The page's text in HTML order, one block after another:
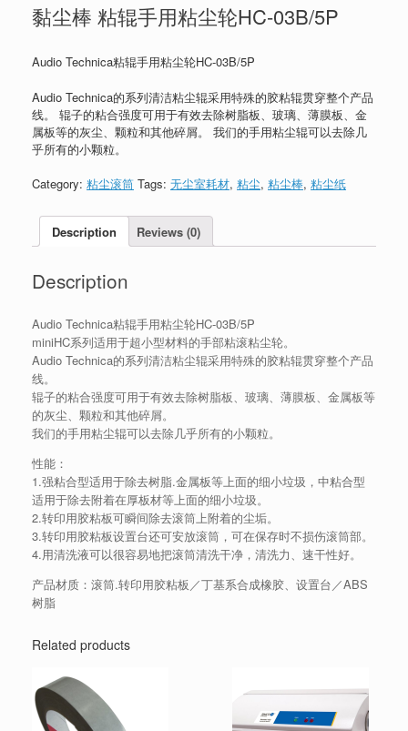
黏尘棒 粘辊手用粘尘轮HC-03B/5P
Audio Technica粘辊手用粘尘轮HC-03B/5P
Audio Technica的系列清洁粘尘辊采用特殊的胶粘辊贯穿整个产品
线。 辊子的粘合强度可用于有效去除树脂板、玻璃、薄膜板、金
属板等的灰尘、颗粒和其他碎屑。 我们的手用粘尘辊可以去除几
乎所有的小颗粒。
Category: 粘尘滚筒 Tags: 无尘室耗材, 粘尘, 粘尘棒, 粘尘纸
Description Reviews (0)
Description
Audio Technica粘辊手用粘尘轮HC-03B/5P
miniHC系列适用于超小型材料的手部粘滚粘尘轮。
Audio Technica的系列清洁粘尘辊采用特殊的胶粘辊贯穿整个产品
线。
辊子的粘合强度可用于有效去除树脂板、玻璃、薄膜板、金属板等
的灰尘、颗粒和其他碎屑。
我们的手用粘尘辊可以去除几乎所有的小颗粒。
性能：
1.强粘合型适用于除去树脂.金属板等上面的细小垃圾，中粘合型
适用于除去附着在厚板材等上面的细小垃圾。
2.转印用胶粘板可瞬间除去滚筒上附着的尘垢。
3.转印用胶粘板设置台还可安放滚筒，可在保存时不损伤滚筒部。
4.用清洗液可以很容易地把滚筒清洗干净，清洗力、速干性好。
产品材质：滚筒.转印用胶粘板／丁基系合成橡胶、设置台／ABS
树脂
Related products